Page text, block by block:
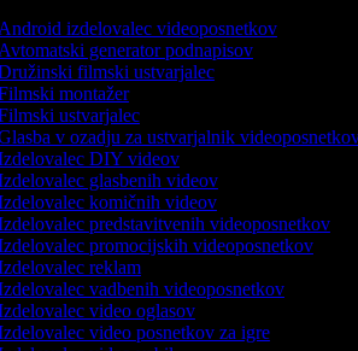
izdelovalec videoposnetkov
generator podnapisov
filmski ustvarjalec
montažer
ustvarjalec
v ozadju za ustvarjalnik videoposnetkov
DIY videov
glasbenih videov
komičnih videov
predstavitvenih videoposnetkov
promocijskih videoposnetkov
reklam
vadbenih videoposnetkov
video oglasov
video posnetkov za igre